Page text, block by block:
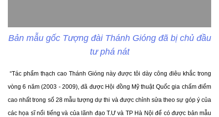
Bản mẫu gốc Tượng đài Thánh Gióng đã bị chủ đầu
tư phá nát
“Tác phẩm thạch cao Thánh Gióng này được tôi dày công điêu khắc trong
vòng 6 năm (2003 - 2009), đã được Hội đồng Mỹ thuật Quốc gia chấm điểm
cao nhất trong số 28 mẫu tượng dự thi và được chỉnh sửa theo sự góp ý của
các họa sĩ nổi tiếng và của lãnh đạo T.Ư và TP Hà Nội để có được bản mẫu